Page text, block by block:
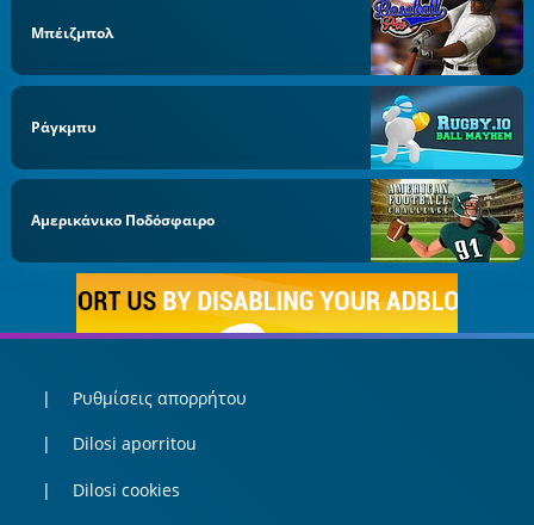
Μπέιζμπολ
Ράγκμπυ
Αμερικάνικο Ποδόσφαιρο
Ρυθμίσεις απορρήτου
Dilosi aporritou
Dilosi cookies